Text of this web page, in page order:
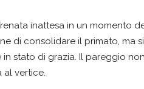
inattesa in un momento
di consolidare il primato,
stato di grazia. Il pareggio
vertice.